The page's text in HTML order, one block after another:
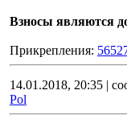
Взносы являются
Прикрепления:
14.01.2018, 20:35 |
Pol